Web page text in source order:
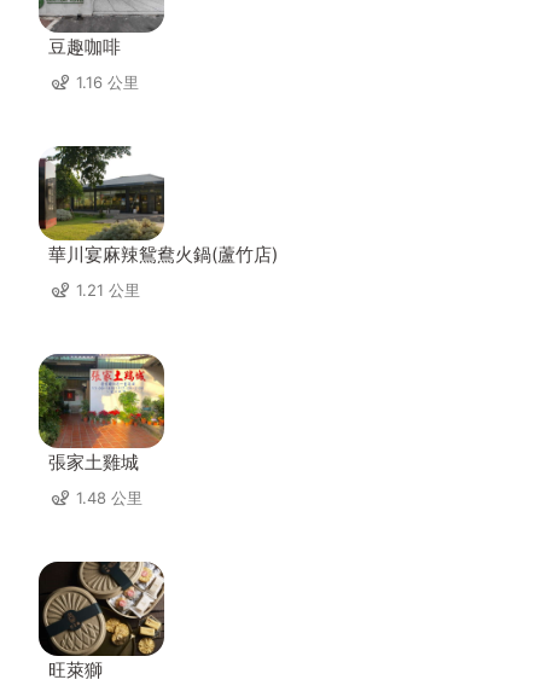
豆趣咖啡
1.16 公里
華川宴麻辣鴛鴦火鍋(蘆竹店)
1.21 公里
張家土雞城
1.48 公里
旺萊獅